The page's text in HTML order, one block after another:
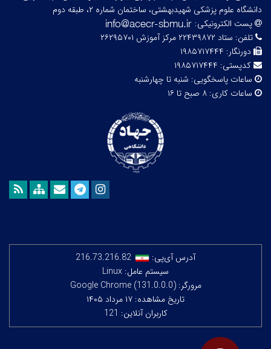
دانشگاه علوم پزشکی شهیدبهشتی، ساختمان شماره ۲، طبقه دوم
پست الکترونیکی:
تلفن: ستاد ۲۲۴۳۹۸۷۲ مرکز آموزش ۲۶۲۹۵۷۰۱
دورنگار: ۱۹۸۵۷۱۷۴۴۴
کدپستی: ۱۹۸۵۷۱۷۴۴۴
ساعات پاسخگویی: شنبه تا چهارشنبه
ساعات کاری: ۸ صبح تا ۱۶
آدرس آی‌پی:
216.73.216.82
سیستم عامل: Linux
مرورگر: Google Chrome (131.0.0.0)
تاریخ مشاهده: ۱۷ مرداد ۱۴۰۵
کاربران آنلاین: 121